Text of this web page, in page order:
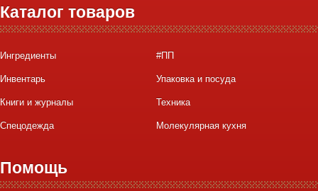
Каталог товаров
Ингредиенты #ПП
Инвентарь Упаковка и посуда
Книги и журналы Техника
Спецодежда Молекулярная кухня
Помощь